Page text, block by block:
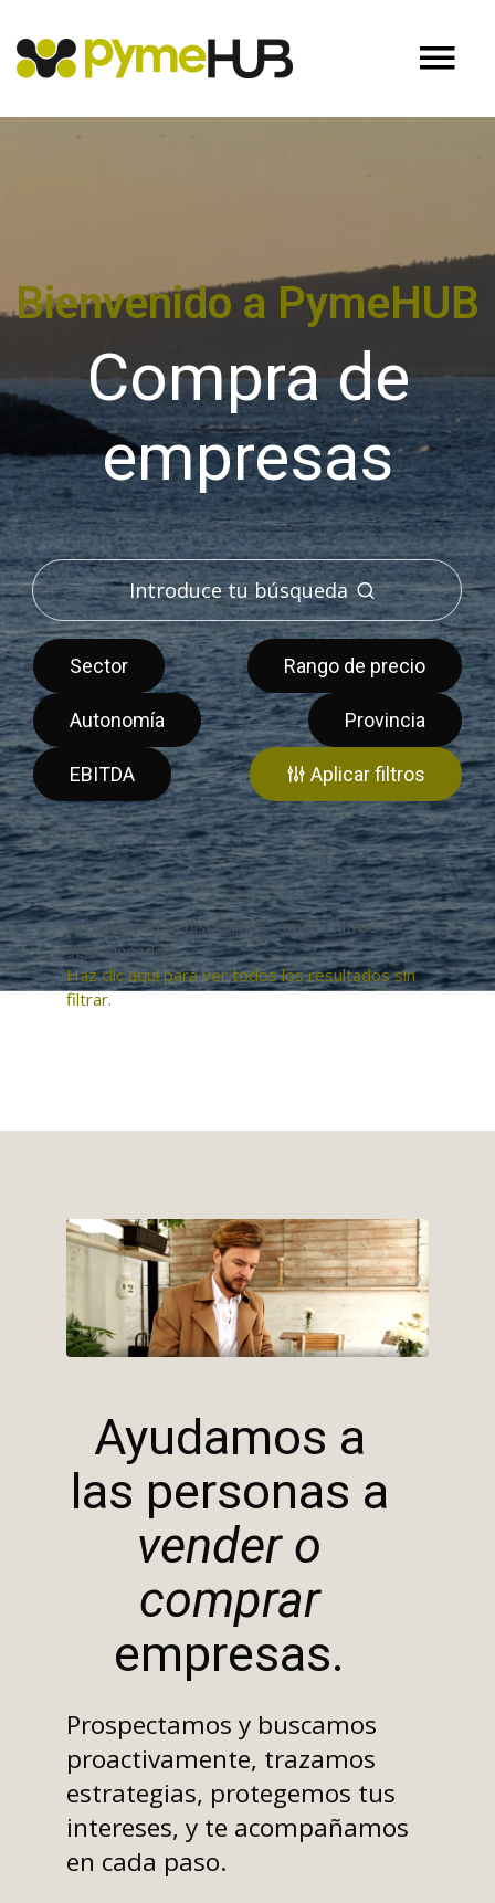
Bienvenido a PymeHUB
Compra de
empresas
Sector Rango de precio
Autonomía Provincia
EBITDA Aplicar filtros
No hay ofertas disponibles con los filtros
seleccionados.
Haz clic aquí para ver todos los resultados sin
filtrar.
Ayudamos a
las personas a
vender o
comprar
empresas.
Prospectamos y buscamos
proactivamente, trazamos
estrategias, protegemos tus
intereses, y te acompañamos
en cada paso.